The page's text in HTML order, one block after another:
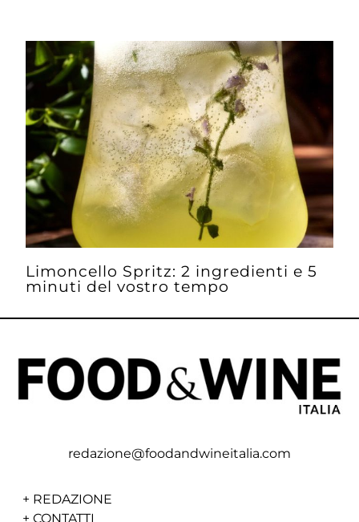
Limoncello Spritz: 2 ingredienti e 5
minuti del vostro tempo
redazione@foodandwineitalia.com
+ REDAZIONE
+ CONTATTI